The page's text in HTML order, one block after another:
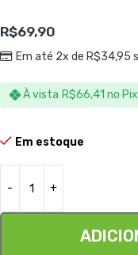
R$69,90
Em até 2x de R$34,95
À vista R$66,41 no Pix
Em estoque